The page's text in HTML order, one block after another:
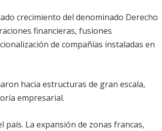
crecimiento del denominado Derecho
financieras, fusiones
de compañías instaladas en
hacia estructuras de gran escala,
empresarial.
La expansión de zonas francas,